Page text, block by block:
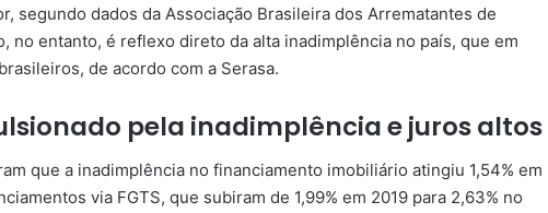
segundo dados da Associação Brasileira dos Arrematantes de
no entanto, é reflexo direto da alta inadimplência no país, que em
de acordo com a Serasa.
pela inadimplência e juros altos
que a inadimplência no financiamento imobiliário atingiu 1,54% em
via FGTS, que subiram de 1,99% em 2019 para 2,63% no